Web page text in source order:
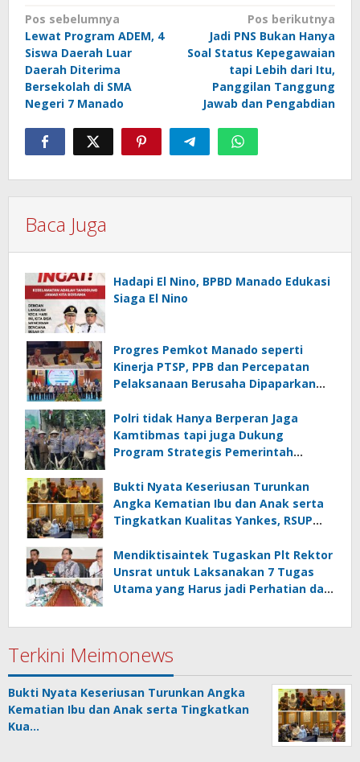
Navigasi
pos
Pos sebelumnya
Lewat Program ADEM, 4
Siswa Daerah Luar
Daerah Diterima
Bersekolah di SMA
Negeri 7 Manado
Pos berikutnya
Jadi PNS Bukan Hanya
Soal Status Kepegawaian
tapi Lebih dari Itu,
Panggilan Tanggung
Jawab dan Pengabdian
Baca Juga
Hadapi El Nino, BPBD Manado Edukasi
Siaga El Nino
Progres Pemkot Manado seperti
Kinerja PTSP, PPB dan Percepatan
Pelaksanaan Berusaha Dipaparkan
dan Hilirisasi/BKPM
Polri tidak Hanya Berperan Jaga
Kamtibmas tapi juga Dukung
Program Strategis Pemerintah
Pangan
Bukti Nyata Keseriusan Turunkan
Angka Kematian Ibu dan Anak serta
Tingkatkan Kualitas Yankes, RSUP
Nasional
Mendiktisaintek Tugaskan Plt Rektor
Unsrat untuk Laksanakan 7 Tugas
Utama yang Harus jadi Perhatian dan
Terkini Meimonews
Bukti Nyata Keseriusan Turunkan Angka
Kematian Ibu dan Anak serta Tingkatkan
Kua…